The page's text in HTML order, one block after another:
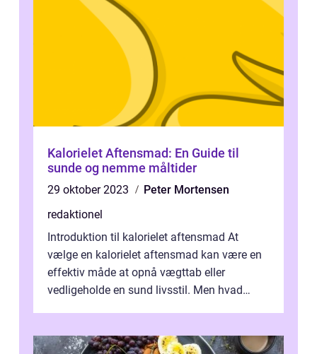
Kalorielet Aftensmad: En Guide til
sunde og nemme måltider
29 oktober 2023
Peter Mortensen
redaktionel
Introduktion til kalorielet aftensmad At
vælge en kalorielet aftensmad kan være en
effektiv måde at opnå vægttab eller
vedligeholde en sund livsstil. Men hvad